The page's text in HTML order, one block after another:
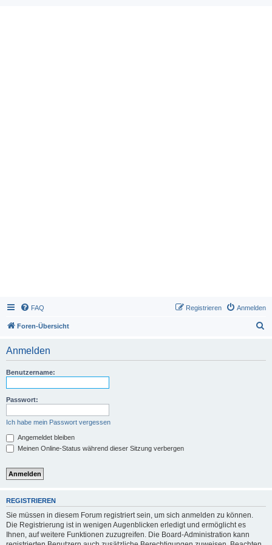
FAQ Anmelden
Registrieren
Foren-Übersicht
Anmelden
Benutzername:
Passwort:
Ich habe mein Passwort vergessen
Angemeldet bleiben
Meinen Online-Status während dieser Sitzung verbergen
REGISTRIEREN
Sie müssen in diesem Forum registriert sein, um sich anmelden zu können.
Die Registrierung ist in wenigen Augenblicken erledigt und ermöglicht es
Ihnen, auf weitere Funktionen zuzugreifen. Die Board-Administration kann